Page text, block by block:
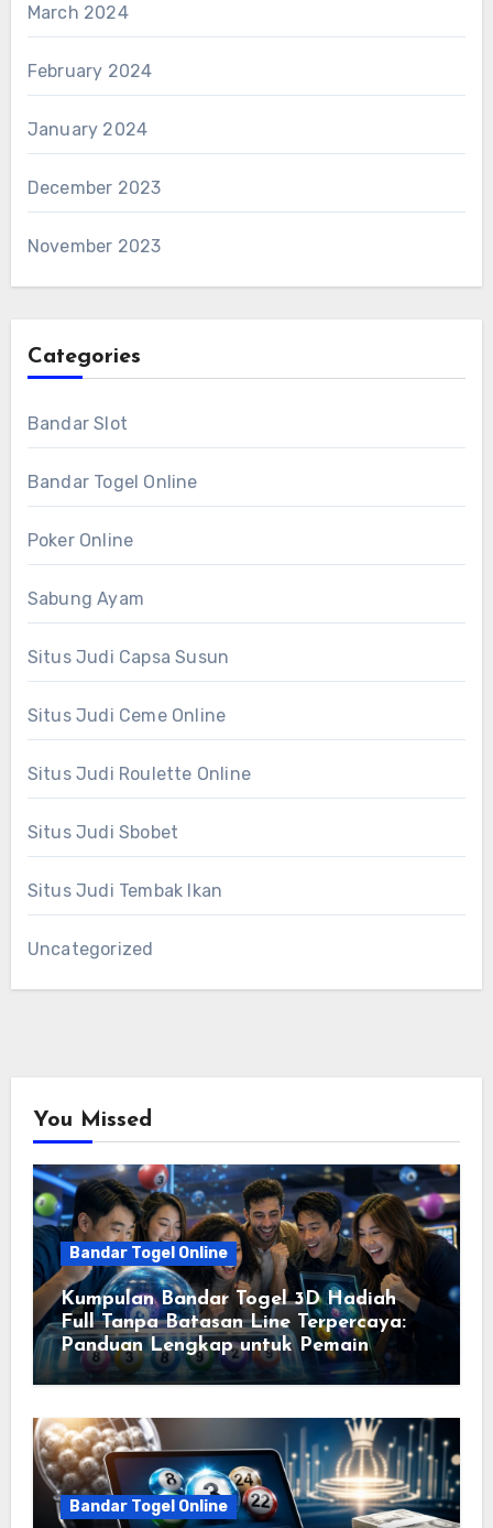
March 2024
February 2024
January 2024
December 2023
November 2023
Categories
Bandar Slot
Bandar Togel Online
Poker Online
Sabung Ayam
Situs Judi Capsa Susun
Situs Judi Ceme Online
Situs Judi Roulette Online
Situs Judi Sbobet
Situs Judi Tembak Ikan
Uncategorized
You Missed
Bandar Togel Online
Kumpulan Bandar Togel 3D Hadiah
Full Tanpa Batasan Line Terpercaya:
Panduan Lengkap untuk Pemain
Bandar Togel Online